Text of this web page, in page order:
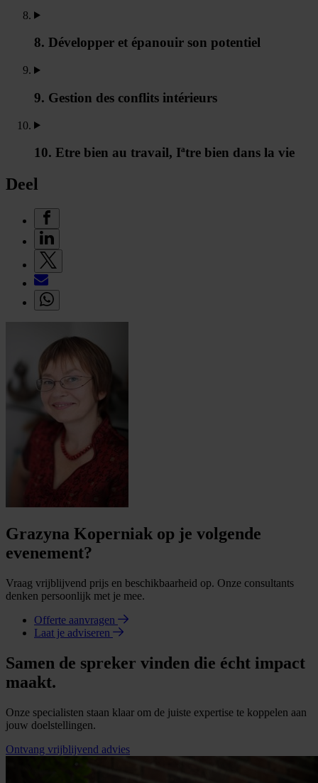
8. Développer et épanouir son potentiel
9. Gestion des conflits intérieurs
10. Etre bien au travail, Iªtre bien dans la vie
Deel
Grazyna Koperniak op je volgende
evenement?
Vraag vrijblijvend prijs en beschikbaarheid op. Onze consultants
denken persoonlijk met je mee.
Offerte aanvragen
Laat je adviseren
Samen de spreker vinden die écht impact
maakt.
Onze specialisten staan klaar om de juiste expertise te koppelen aan
jouw doelstellingen.
Ontvang vrijblijvend advies